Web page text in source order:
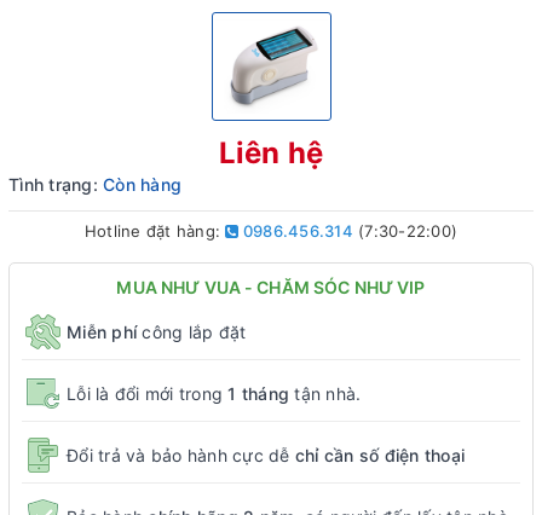
Liên hệ
Tình trạng: Còn hàng
Hotline đặt hàng: 0986.456.314 (7:30-22:00)
MUA NHƯ VUA - CHĂM SÓC NHƯ VIP
Miễn phícông lắp đặt
Lỗi là đổi mới trong1 tháng tận nhà.
Đổi trả và bảo hành cực dễ chỉ cần số điện thoại